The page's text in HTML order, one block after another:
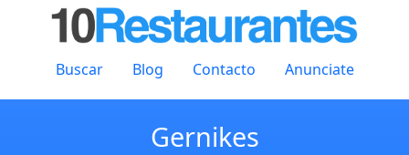
Buscar Blog Contacto Anunciate
Gernikes